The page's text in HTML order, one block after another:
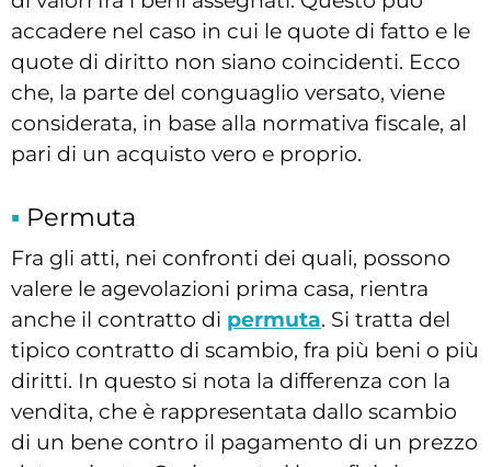
accadere nel caso in cui le quote di fatto e le
quote di diritto non siano coincidenti. Ecco
che, la parte del conguaglio versato, viene
considerata, in base alla normativa fiscale, al
pari di un acquisto vero e proprio.
Permuta
Fra gli atti, nei confronti dei quali, possono
valere le agevolazioni prima casa, rientra
anche il contratto di permuta. Si tratta del
tipico contratto di scambio, fra più beni o più
diritti. In questo si nota la differenza con la
vendita, che è rappresentata dallo scambio
di un bene contro il pagamento di un prezzo